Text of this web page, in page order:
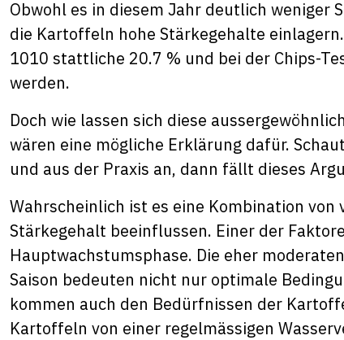
Obwohl es in diesem Jahr deutlich weniger
die Kartoffeln hohe Stärkegehalte
1010 stattliche 20.7 % und bei der Chips-
werden.
Doch wie lassen sich diese
wären eine mögliche Erklärung dafür.
und aus der Praxis an, dann fällt dieses
Wahrscheinlich ist es eine Kombination
Stärkegehalt beeinflussen. Einer der
Hauptwachstumsphase. Die eher
Saison bedeuten nicht nur optimale
kommen auch den Bedürfnissen der
Kartoffeln von einer regelmässigen